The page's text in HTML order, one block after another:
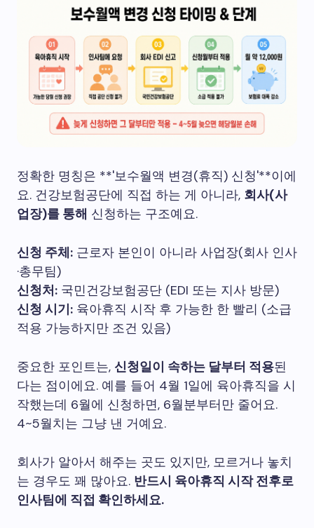
정확한 명칭은 **'보수월액 변경(휴직) 신청'**이에
요. 건강보험공단에 직접 하는 게 아니라, 회사(사
업장)를 통해 신청하는 구조예요.
신청 주체: 근로자 본인이 아니라 사업장(회사 인사
·총무팀)
신청처: 국민건강보험공단 (EDI 또는 지사 방문)
신청 시기: 육아휴직 시작 후 가능한 한 빨리 (소급
적용 가능하지만 조건 있음)
중요한 포인트는, 신청일이 속하는 달부터 적용된
다는 점이에요. 예를 들어 4월 1일에 육아휴직을 시
작했는데 6월에 신청하면, 6월분부터만 줄어요.
4~5월치는 그냥 낸 거예요.
회사가 알아서 해주는 곳도 있지만, 모르거나 놓치
는 경우도 꽤 많아요. 반드시 육아휴직 시작 전후로
인사팀에 직접 확인하세요.